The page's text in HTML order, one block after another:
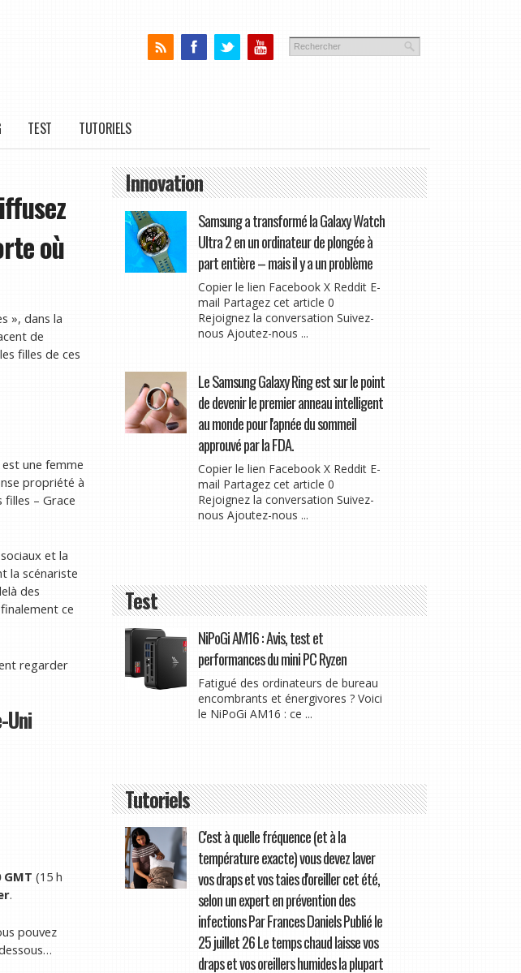
TEST TUTORIELS
où
», dans la
de
filles de ces
une femme
propriété à
filles – Grace
et la
la scénariste
des
ce
regarder
Uni
GMT (15 h
.
pouvez
Innovation
Samsung a transformé la Galaxy Watch
Ultra 2 en un ordinateur de plongée à
part entière – mais il y a un problème
Copier le lien Facebook X Reddit E-
mail Partagez cet article 0
Rejoignez la conversation Suivez-
nous Ajoutez-nous ...
Le Samsung Galaxy Ring est sur le point
de devenir le premier anneau intelligent
au monde pour l'apnée du sommeil
approuvé par la FDA.
Copier le lien Facebook X Reddit E-
mail Partagez cet article 0
Rejoignez la conversation Suivez-
nous Ajoutez-nous ...
Test
NiPoGi AM16 : Avis, test et
performances du mini PC Ryzen
Fatigué des ordinateurs de bureau
encombrants et énergivores ? Voici
le NiPoGi AM16 : ce ...
Tutoriels
C'est à quelle fréquence (et à la
température exacte) vous devez laver
vos draps et vos taies d'oreiller cet été,
selon un expert en prévention des
infections Par Frances Daniels Publié le
25 juillet 26 Le temps chaud laisse vos
draps et vos oreillers humides la plupart